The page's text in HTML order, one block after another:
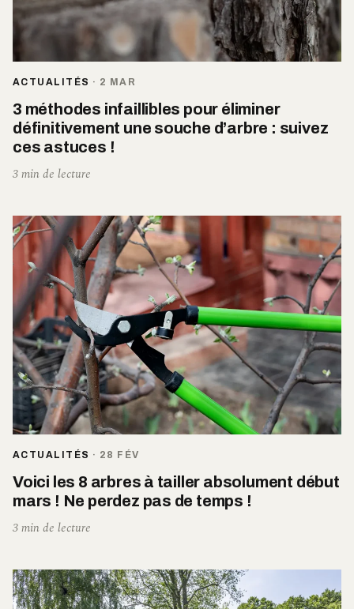
ACTUALITÉS · 2 MAR
3 méthodes infaillibles pour éliminer
définitivement une souche d’arbre : suivez
ces astuces !
3 min de lecture
ACTUALITÉS · 28 FÉV
Voici les 8 arbres à tailler absolument début
mars ! Ne perdez pas de temps !
3 min de lecture